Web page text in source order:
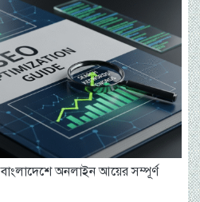
অনলাইন আয়ের সম্পূর্ণ